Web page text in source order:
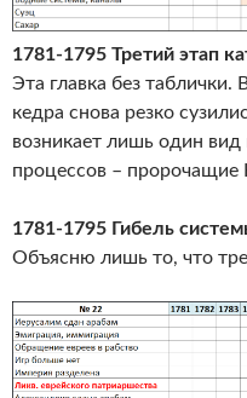
1781-1795 Третий этап
Эта главка без таблички.
кедра снова резко
возникает лишь один
процессов –
1781-1795 Гибель
Объясню лишь то, что